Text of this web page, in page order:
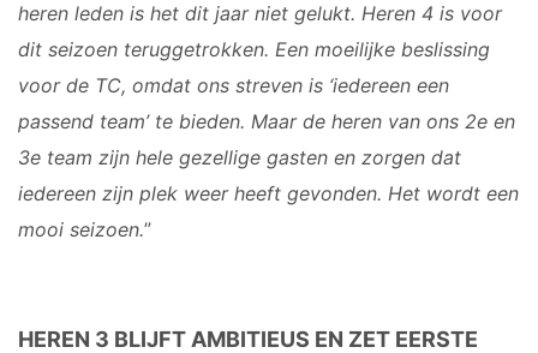
Volleybalspeeltuin
heren leden is het dit jaar niet gelukt. Heren 4 is voor
dit seizoen teruggetrokken. Een moeilijke beslissing
voor de TC, omdat ons streven is ‘iedereen een
passend team’ te bieden. Maar de heren van ons 2e en
3e team zijn hele gezellige gasten en zorgen dat
iedereen zijn plek weer heeft gevonden. Het wordt een
mooi seizoen.”
HEREN 3 BLIJFT AMBITIEUS EN ZET EERSTE